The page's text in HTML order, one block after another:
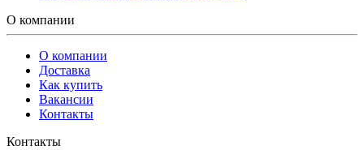
О компании
О компании
Доставка
Как купить
Вакансии
Контакты
Контакты